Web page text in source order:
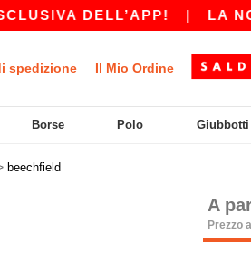
DELL’APP!|LA
spedizione Il Mio Ordine
Borse Polo Giubbotti
beechfield
A
Prezzo